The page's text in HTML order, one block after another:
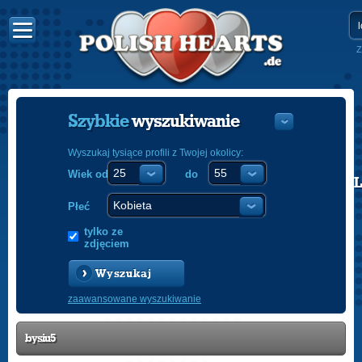
POLISH
Szybkiewyszukiwanie
Wyszukaj tysiące profili z Twojej okolicy:
Wiek od do
Płeć
tylko ze
zdjęciem
Wyszukaj
zaawansowane wyszukiwanie
bysiu5